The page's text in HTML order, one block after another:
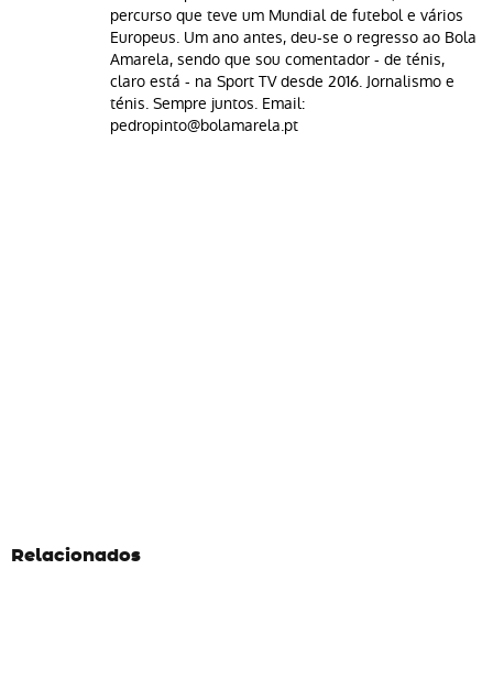
percurso que teve um Mundial de futebol e vários
Europeus. Um ano antes, deu-se o regresso ao Bola
Amarela, sendo que sou comentador - de ténis,
claro está - na Sport TV desde 2016. Jornalismo e
ténis. Sempre juntos. Email:
pedropinto@bolamarela.pt
Relacionados